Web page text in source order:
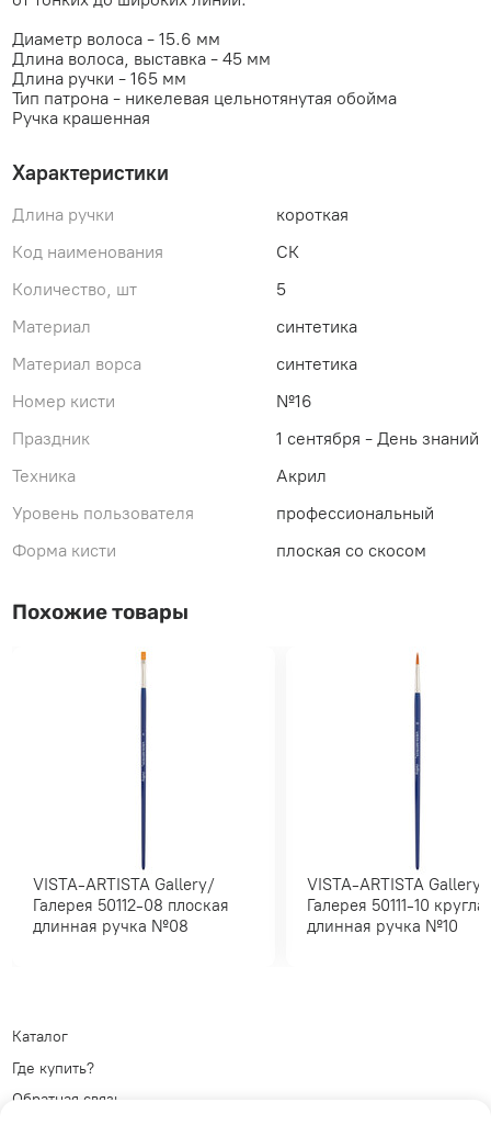
Диаметр волоса - 15.6 мм
Длина волоса, выставка - 45 мм
Длина ручки - 165 мм
Тип патрона - никелевая цельнотянутая обойма
Ручка крашенная
Характеристики
Длина ручки
короткая
Код наименования
СК
Количество, шт
5
Материал
синтетика
Материал ворса
синтетика
Номер кисти
№16
Праздник
1 сентября - День знаний
Техника
Акрил
Уровень пользователя
профессиональный
Форма кисти
плоская со скосом
Похожие товары
VISTA-ARTISTA Gallery/
Галерея 50112-08 плоская
длинная ручка №08
VISTA-ARTISTA Gallery/
Галерея 50111-10 круглая
длинная ручка №10
Каталог
Где купить?
Обратная связь